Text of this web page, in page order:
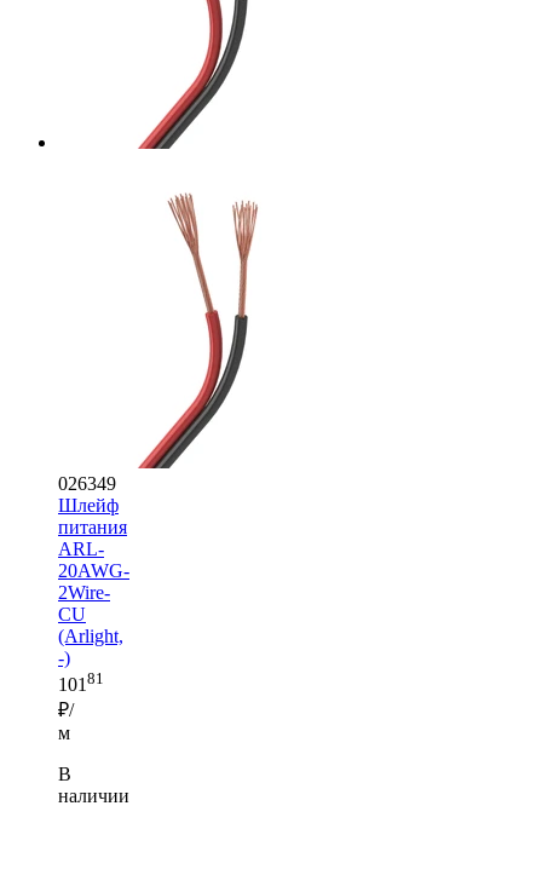
026349
Шлейф
питания
ARL-
20AWG-
2Wire-
CU
(Arlight,
-)
101 81
₽/
м
В
наличии